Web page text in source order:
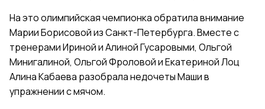
На это олимпийская чемпионка обратила внимание
Марии Борисовой из Санкт-Петербурга. Вместе с
тренерами Ириной и Алиной Гусаровыми, Ольгой
Минигалиной, Ольгой Фроловой и Екатериной Лоц
Алина Кабаева разобрала недочеты Маши в
упражнении с мячом.